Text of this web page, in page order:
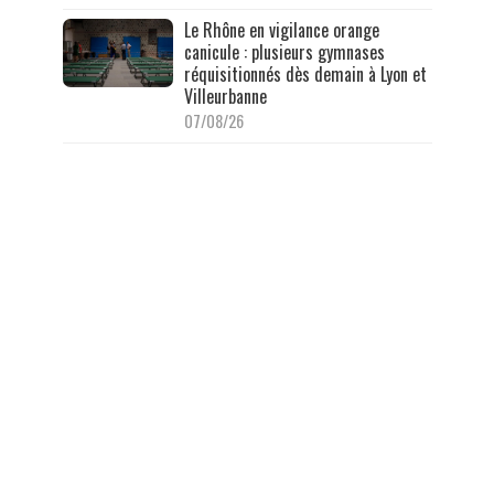
Le Rhône en vigilance orange
canicule : plusieurs gymnases
réquisitionnés dès demain à Lyon et
Villeurbanne
07/08/26